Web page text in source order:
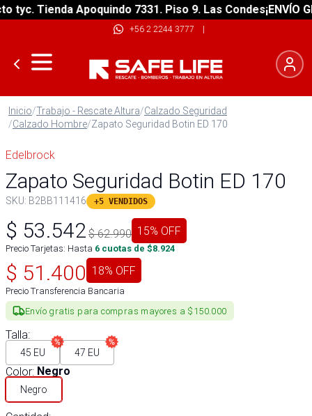
Tienda Apoquindo 7331. Piso 9. Las Condes¡ENVÍO
+56 2 2244 3777 |
Inicio/Trabajo - Rescate Altura/Calzado Seguridad
/Calzado Hombre/Zapato Seguridad Botin ED 170
Edelbrock
Zapato Seguridad Botin ED 170
SKU: B2BB111416 +5 VENDIDOS
$ 53.542 $62.990 15% OFF
Precio Tarjetas: Hasta 6 cuotas de $8.924
$ 51.400 18% OFF
Precio Transferencia Bancaria
Envío gratis para compras mayores a $150.000
Talla:
45 EU 47 EU
Color: Negro
Negro